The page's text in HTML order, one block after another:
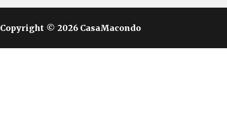
Copyright © 2026 CasaMacondo